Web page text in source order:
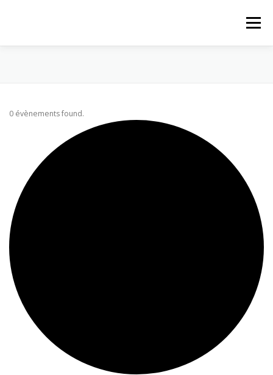
Menu
PAROISSE LE MAGASIN
CONTACT
0 évènements found.